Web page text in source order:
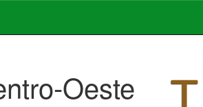
Oeste